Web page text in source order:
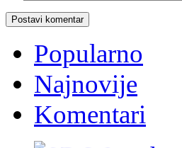
Popularno
Najnovije
Komentari